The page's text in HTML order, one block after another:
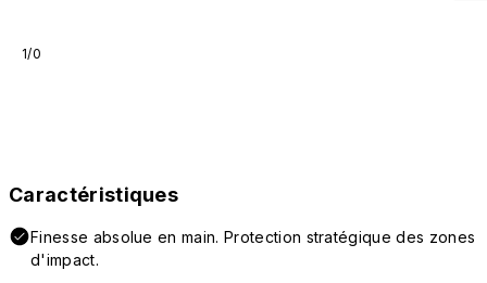
1/0
Caractéristiques
Finesse absolue en main. Protection stratégique des zones
d'impact.